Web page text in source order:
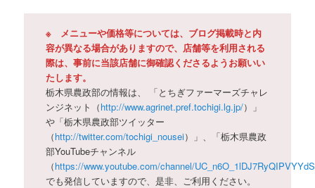
※ メニューや価格等については、ブログ掲載時と内
容が異なる場合がありますので、店舗等を利用される
際は、事前に当該店舗に御確認くださるようお願いい
たします。
栃木県農政部の情報は、 「とちぎファーマーズチャレ
ンジネット（http://www.agrinet.pref.tochigi.lg.jp/）」
や「栃木県農政部ツイッター
（http://twitter.com/tochigi_nousei）」、「栃木県農政
部YouTubeチャンネル
（https://www.youtube.com/channel/
でも発信していますので、是非、ご利用ください。